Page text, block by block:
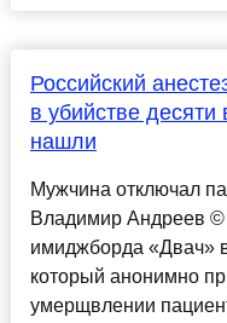
Российский
в убийстве десяти
нашли
Мужчина отключал
Владимир Андреев ©
имиджборда «Двач»
который анонимно
умерщвлении